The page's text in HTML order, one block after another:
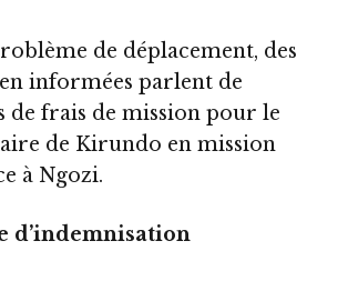
de déplacement, des
informées parlent de
de frais de mission pour le
de Kirundo en mission
à Ngozi.
d’indemnisation